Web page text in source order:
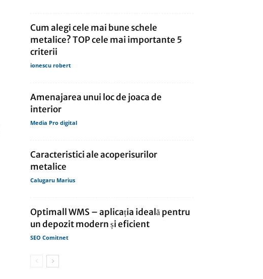
Cum alegi cele mai bune schele
metalice? TOP cele mai importante 5
criterii
ionescu robert
Amenajarea unui loc de joaca de
interior
Media Pro digital
Caracteristici ale acoperisurilor
metalice
Calugaru Marius
Optimall WMS – aplicația ideală pentru
un depozit modern și eficient
SEO Comitnet